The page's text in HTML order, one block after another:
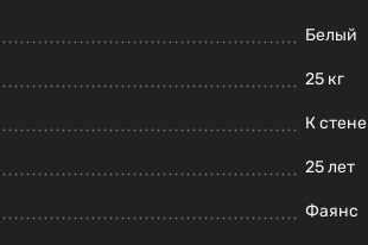
Белый
25 кг
К стене
25 лет
Фаянс